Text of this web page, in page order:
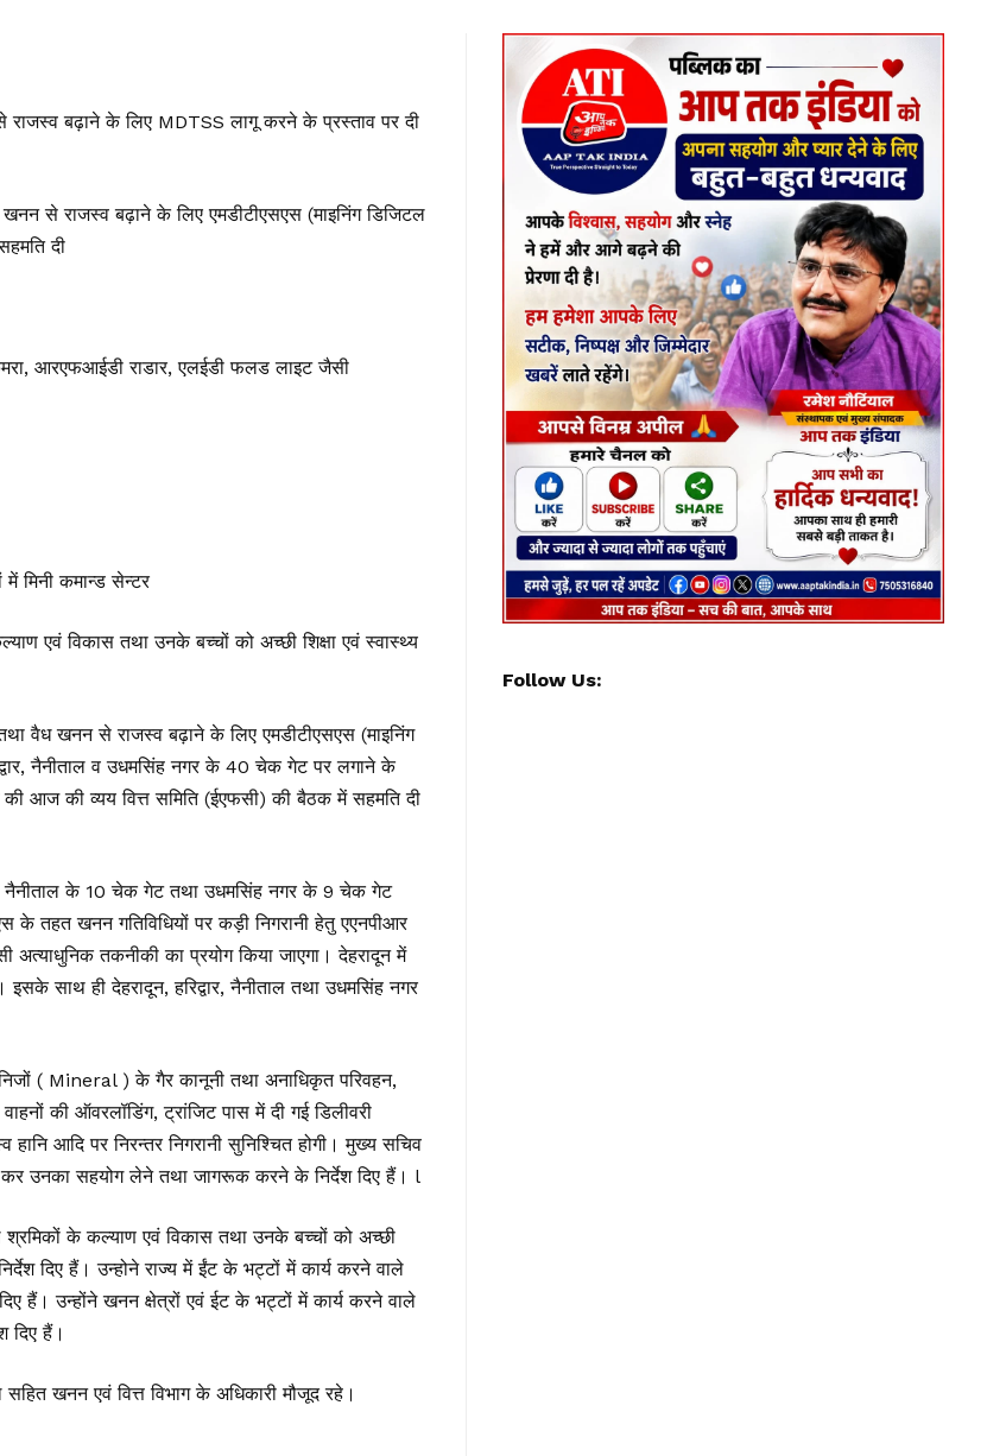
बढ़ाने के लिए MDTSS लागू करने के प्रस्ताव पर दी
से राजस्व बढ़ाने के लिए एमडीटीएसएस (माइनिंग डिजिटल
दी
आरएफआईडी राडार, एलईडी फलड लाइट जैसी
में मिनी कमान्ड सेन्टर
एवं विकास तथा उनके बच्चों को अच्छी शिक्षा एवं स्वास्थ्य
वैध खनन से राजस्व बढ़ाने के लिए एमडीटीएसएस (माइनिंग
नैनीताल व उधमसिंह नगर के 40 चेक गेट पर लगाने के
आज की व्यय वित्त समिति (ईएफसी) की बैठक में सहमति दी
नैनीताल के 10 चेक गेट तथा उधमसिंह नगर के 9 चेक गेट
तहत खनन गतिविधियों पर कड़ी निगरानी हेतु एएनपीआर
तकनीकी का प्रयोग किया जाएगा। देहरादून में
साथ ही देहरादून, हरिद्वार, नैनीताल तथा उधमसिंह नगर
( Mineral ) के गैर कानूनी तथा अनाधिकृत परिवहन,
की ऑवरलॉडिंग, ट्रांजिट पास में दी गई डिलीवरी
आदि पर निरन्तर निगरानी सुनिश्चित होगी। मुख्य सचिव
उनका सहयोग लेने तथा जागरूक करने के निर्देश दिए हैं। l
श्रमिकों के कल्याण एवं विकास तथा उनके बच्चों को अच्छी
दिए हैं। उन्होने राज्य में ईंट के भट्टों में कार्य करने वाले
हैं। उन्होंने खनन क्षेत्रों एवं ईट के भट्टों में कार्य करने वाले
दिए हैं।
खनन एवं वित्त विभाग के अधिकारी मौजूद रहे।
Follow Us: